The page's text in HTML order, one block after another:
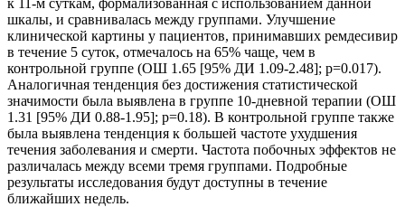
шкалы, и сравнивалась между группами. Улучшение
клинической картины у пациентов, принимавших ремдесивир
в течение 5 суток, отмечалось на 65% чаще, чем в
контрольной группе (ОШ 1.65 [95% ДИ 1.09-2.48]; p=0.017).
Аналогичная тенденция без достижения статистической
значимости была выявлена в группе 10-дневной терапии (ОШ
1.31 [95% ДИ 0.88-1.95]; p=0.18). В контрольной группе также
была выявлена тенденция к большей частоте ухудшения
течения заболевания и смерти. Частота побочных эффектов не
различалась между всеми тремя группами. Подробные
результаты исследования будут доступны в течение
ближайших недель.